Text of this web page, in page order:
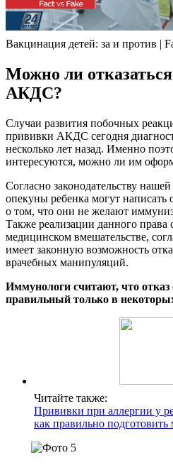
Вакцинация детей: за и против |
Можно ли
АКДС?
Случаи развития побочных
прививки АКДС сегодня
несколько лет назад. Именно
интересуются, можно ли им
Согласно законодательству
опекуны ребенка могут написать
о том, что они не желают
Также реализации данного права
медицинском вмешательстве,
имеет законную возможность
врачебных манипуляций.
Иммунологи считают, что
правильный только в
Читайте также:
Прививки при аллергии у
как правильно